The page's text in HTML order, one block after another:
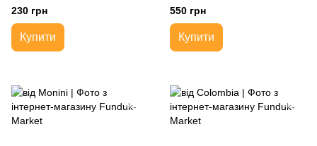
230 грн
Купити
550 грн
Купити